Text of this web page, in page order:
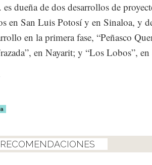
dueña de dos desarrollos de
en San Luis Potosí y en Sinaloa, y
en la primera fase, “Peñasco
en Nayarit; y “Los Lobos”,
RECOMENDACIONES